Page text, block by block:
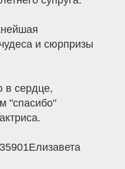
и сюрпризы
в сердце,
"спасибо"